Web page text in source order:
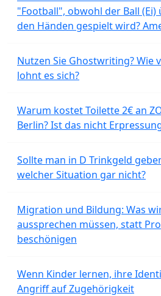
"Football", obwohl der Ball
den Händen gespielt wird?
Nutzen Sie Ghostwriting? Wie
lohnt es sich?
Warum kostet Toilette 2€ an
Berlin? Ist das nicht
Sollte man in D Trinkgeld
welcher Situation gar nicht?
Migration und Bildung: Was
aussprechen müssen, statt
beschönigen
Wenn Kinder lernen, ihre
Angriff auf Zugehörigkeit